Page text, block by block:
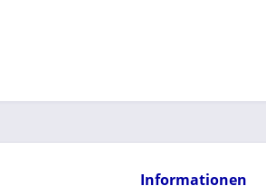
Informationen